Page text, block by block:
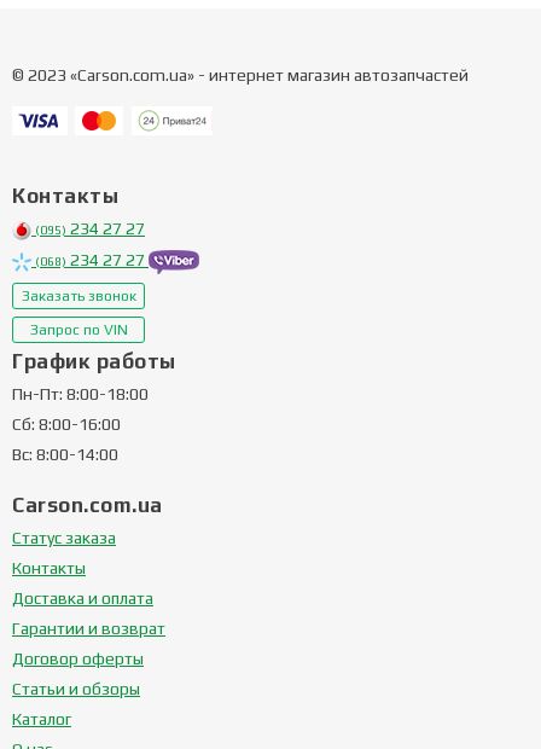
© 2023 «Carson.com.ua» - интернет магазин автозапчастей
Контакты
(095) 234 27 27
(068) 234 27 27
Заказать звонок
Запрос по VIN
График работы
Пн-Пт: 8:00-18:00
Сб: 8:00-16:00
Вс: 8:00-14:00
Carson.com.ua
Статус заказа
Контакты
Доставка и оплата
Гарантии и возврат
Договор оферты
Статьи и обзоры
Каталог